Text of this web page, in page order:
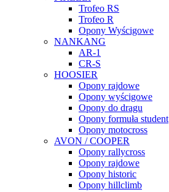
Trofeo RS
Trofeo R
Opony Wyścigowe
NANKANG
AR-1
CR-S
HOOSIER
Opony rajdowe
Opony wyścigowe
Opony do dragu
Opony formuła student
Opony motocross
AVON / COOPER
Opony rallycross
Opony rajdowe
Opony historic
Opony hillclimb